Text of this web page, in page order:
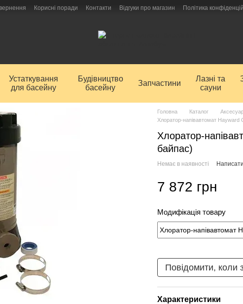
Корисні поради Контакти Відгуки про магазин Політика
Устаткування
для басейну
Будівництво
басейну
Запчастини
Лазні та
сауни
Головна Каталог
Хлоратор-напівавтомат Hayward
Хлоратор-
байпас)
Немає в наявності Написати
7 872 грн
Модифікація товару
Повідомити, коли
Характеристики